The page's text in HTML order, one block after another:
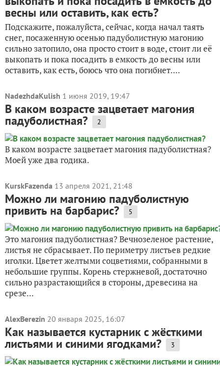
весны или оставить, как есть?
Подскажите, пожалуйста, сейчас, когда начал таять
снег, посаженную осенью падуболистную магонию
сильно затопило, она просто стоит в воде, стоит ли её
выкопать и пока посадить в емкость до весны или
оставить, как есть, боюсь что она погибнет....
NadezhdaKulish 1 июня 2019, 19:47
В каком возрасте зацветает магония
падуболистная? 2
В каком возрасте зацветает магония падуболистная?
Моей уже два годика.
KurskFazenda 13 апреля 2021, 21:48
Можно ли магонию падуболистную
привить на барбарис? 5
Это магония падуболистная? Вечнозеленое растение,
листья не сбрасывает. По периметру листьев редкие
иголки. Цветет желтыми соцветиями, собранными в
небольшие группы. Корень стержневой, достаточно
сильно разрастающийся в стороны, древесина на
срезе...
AlexBerezin 20 января 2025, 16:07
Как называется кустарник с жёсткими
листьями и синими ягодками? 3